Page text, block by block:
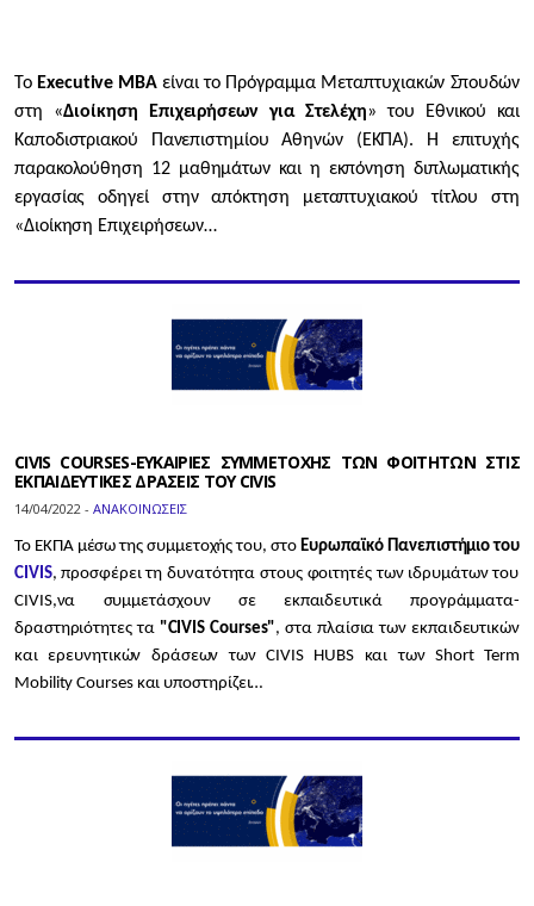
Το Executive MBA είναι το Πρόγραμμα Μεταπτυχιακών Σπουδών
στη «Διοίκηση Επιχειρήσεων για Στελέχη» του Εθνικού και
Καποδιστριακού Πανεπιστημίου Αθηνών (ΕΚΠΑ). Η επιτυχής
παρακολούθηση 12 μαθημάτων και η εκπόνηση διπλωματικής
εργασίας οδηγεί στην απόκτηση μεταπτυχιακού τίτλου στη
«Διοίκηση Επιχειρήσεων…
CIVIS COURSES-ΕΥΚΑΙΡΙΕΣ ΣΥΜΜΕΤΟΧΗΣ ΤΩΝ ΦΟΙΤΗΤΩΝ ΣΤΙΣ
ΕΚΠΑΙΔΕΥΤΙΚΕΣ ΔΡΑΣΕΙΣ ΤΟΥ CIVIS
14/04/2022 - ΑΝΑΚΟΙΝΩΣΕΙΣ
To ΕΚΠΑ μέσω της συμμετοχής του, στο Ευρωπαϊκό Πανεπιστήμιο του
CIVIS, προσφέρει τη δυνατότητα στους φοιτητές των ιδρυμάτων του
CIVIS,να συμμετάσχουν σε εκπαιδευτικά προγράμματα-
δραστηριότητες τα "CIVIS Courses", στα πλαίσια των εκπαιδευτικών
και ερευνητικών δράσεων των CIVIS HUBS και των Short Term
Mobility Courses και υποστηρίζει…